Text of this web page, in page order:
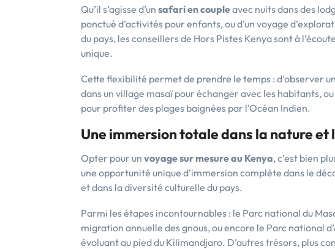
Qu’il s’agisse d’un safari en coupleavec nuits dans des
ponctué d’activités pour enfants, ou d’un voyage
du pays, les conseillers de Hors Pistes Kenya sont à
unique.
Cette flexibilité permet de prendre le temps : d’observer
dans un village masaï pour échanger avec les habitants,
pour profiter des plages baignées par l'Océan Indien.
Une immersion totale dans la nature et
Opter pour un voyage sur mesure au Kenya, c’est bien
une opportunité unique d’immersion complète dans le
et dans la diversité culturelle du pays.
Parmi les étapes incontournables : le Parc national du
migration annuelle des gnous, ou encore le Parc national
évoluant au pied du Kilimandjaro. D'autres trésors, plus